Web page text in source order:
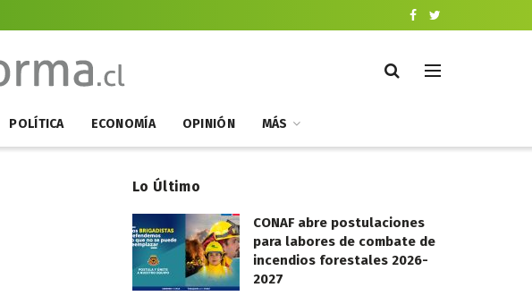
POLÍTICA ECONOMÍA OPINIÓN MÁS
Lo Último
CONAF abre postulaciones
para labores de combate de
incendios forestales 2026-
2027